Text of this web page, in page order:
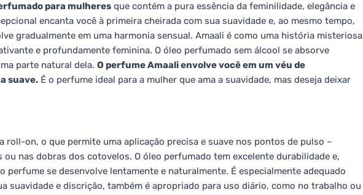
para mulheres que contém a pura essência da feminilidade, elegância e
encanta você à primeira cheirada com sua suavidade e, ao mesmo tempo,
gradualmente em uma harmonia sensual. Amaali é como uma história misteriosa
e profundamente feminina. O óleo perfumado sem álcool se absorve
parte natural dela. O perfume Amaali envolve você em um véu de
suave. É o perfume ideal para a mulher que ama a suavidade, mas deseja deixar
roll-on, o que permite uma aplicação precisa e suave nos pontos de pulso –
nas dobras dos cotovelos. O óleo perfumado tem excelente durabilidade e,
perfume se desenvolve lentamente e naturalmente. É especialmente adequado
suavidade e discrição, também é apropriado para uso diário, como no trabalho ou